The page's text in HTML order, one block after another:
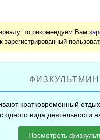
то рекомендуем Вам
зарегистрированный
кратковременный
вида деятельности
Посмотреть